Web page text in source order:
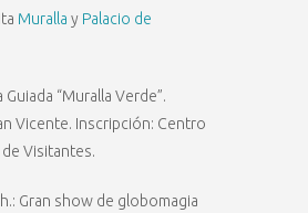
Muralla y Palacio de
Guiada “Muralla Verde”.
Vicente. Inscripción: Centro
Visitantes.
Gran show de globomagia